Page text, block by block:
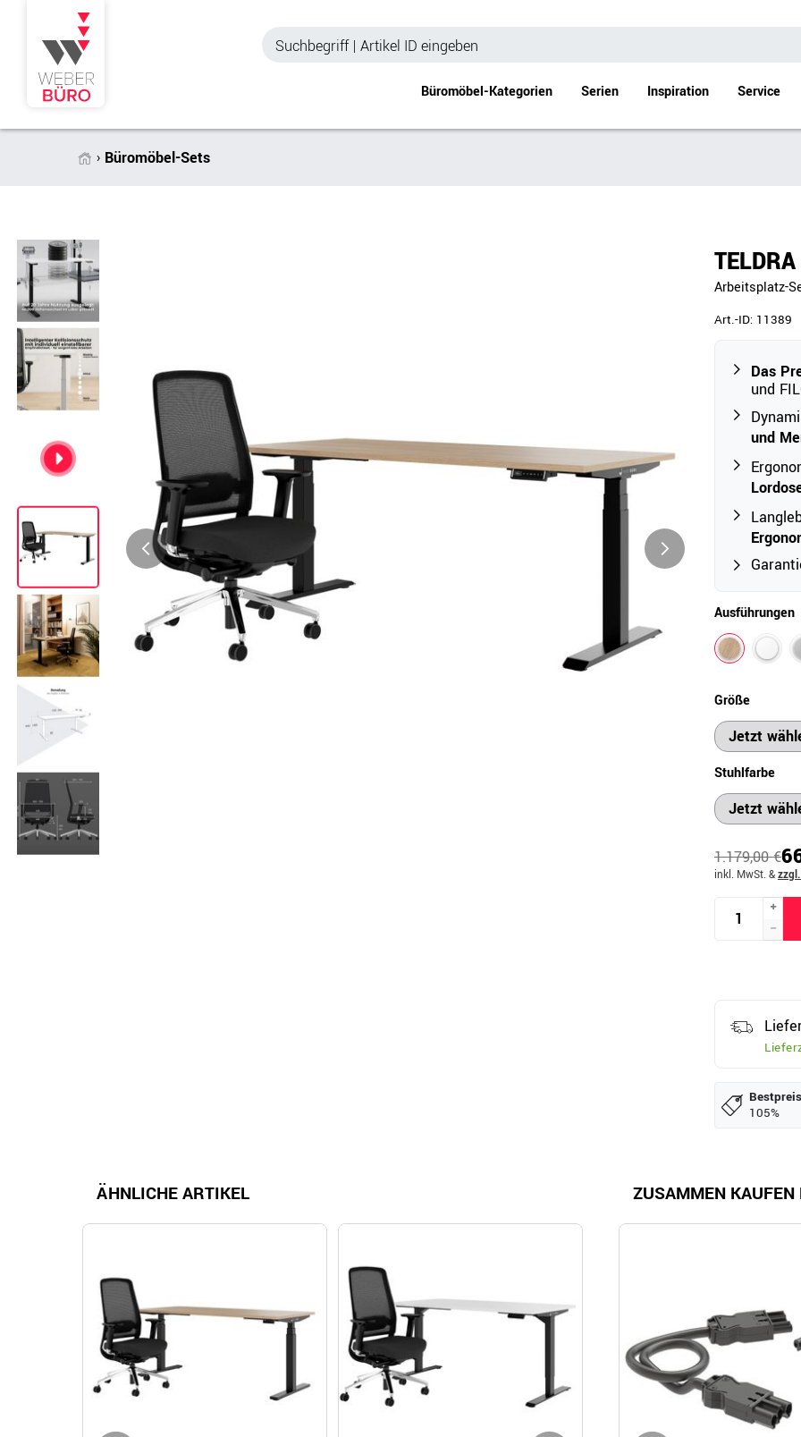
Büromöbel-Kategorien
Raum in Raum-Systeme
Tischtrennwände
Akustik Deckensegel &
Wandpaneele
Bürocontainer
Standcontainer
Rollcontainer
Büromöbel-Sets
Einzelarbeitsplätze
Chefbüros
Gruppenarbeitsplätze
Outdoor
Abdeckhauben & Zubehör
Serien Inspiration Service
Büromöbel-Sets
Arbeitsplatz-
Art.-ID: 11389
Das
und
und
Ausführungen
Größe
Stuhlfarbe
1.179,00 €
inkl. MwSt. &
105%
ÄHNLICHE ARTIKEL ZUSAMMEN